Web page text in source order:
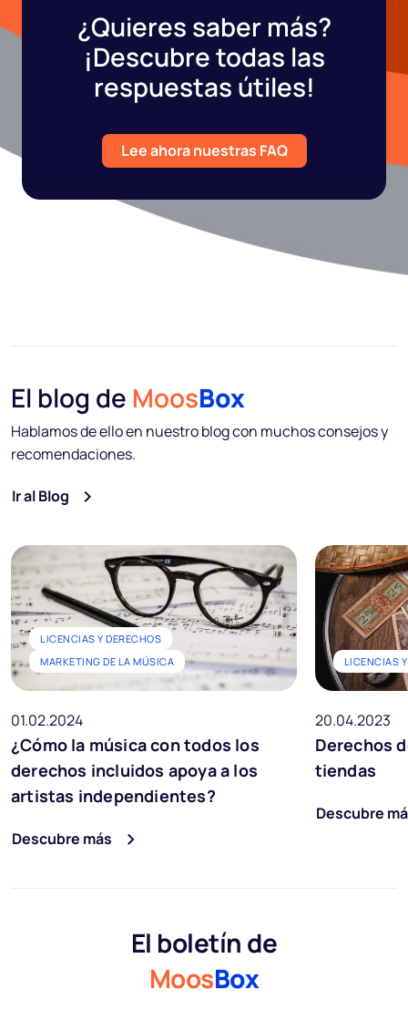
¿Quieres saber más?
¡Descubre todas las
respuestas útiles!
Lee ahora nuestras FAQ
El blog de MoosBox
Hablamos de ello en nuestro blog con muchos consejos y
recomendaciones.
Ir al Blog
LICENCIAS Y DERECHOS
MARKETING DE LA MÚSICA
01.02.2024
¿Cómo la música con todos los
derechos incluidos apoya a los
artistas independientes?
Descubre más
LICENCIAS
20.04.2023
Derechos
tiendas
Descubre
El boletín de
MoosBox